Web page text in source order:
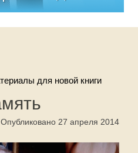
для новой книги
Опубликовано 27 апреля 2014